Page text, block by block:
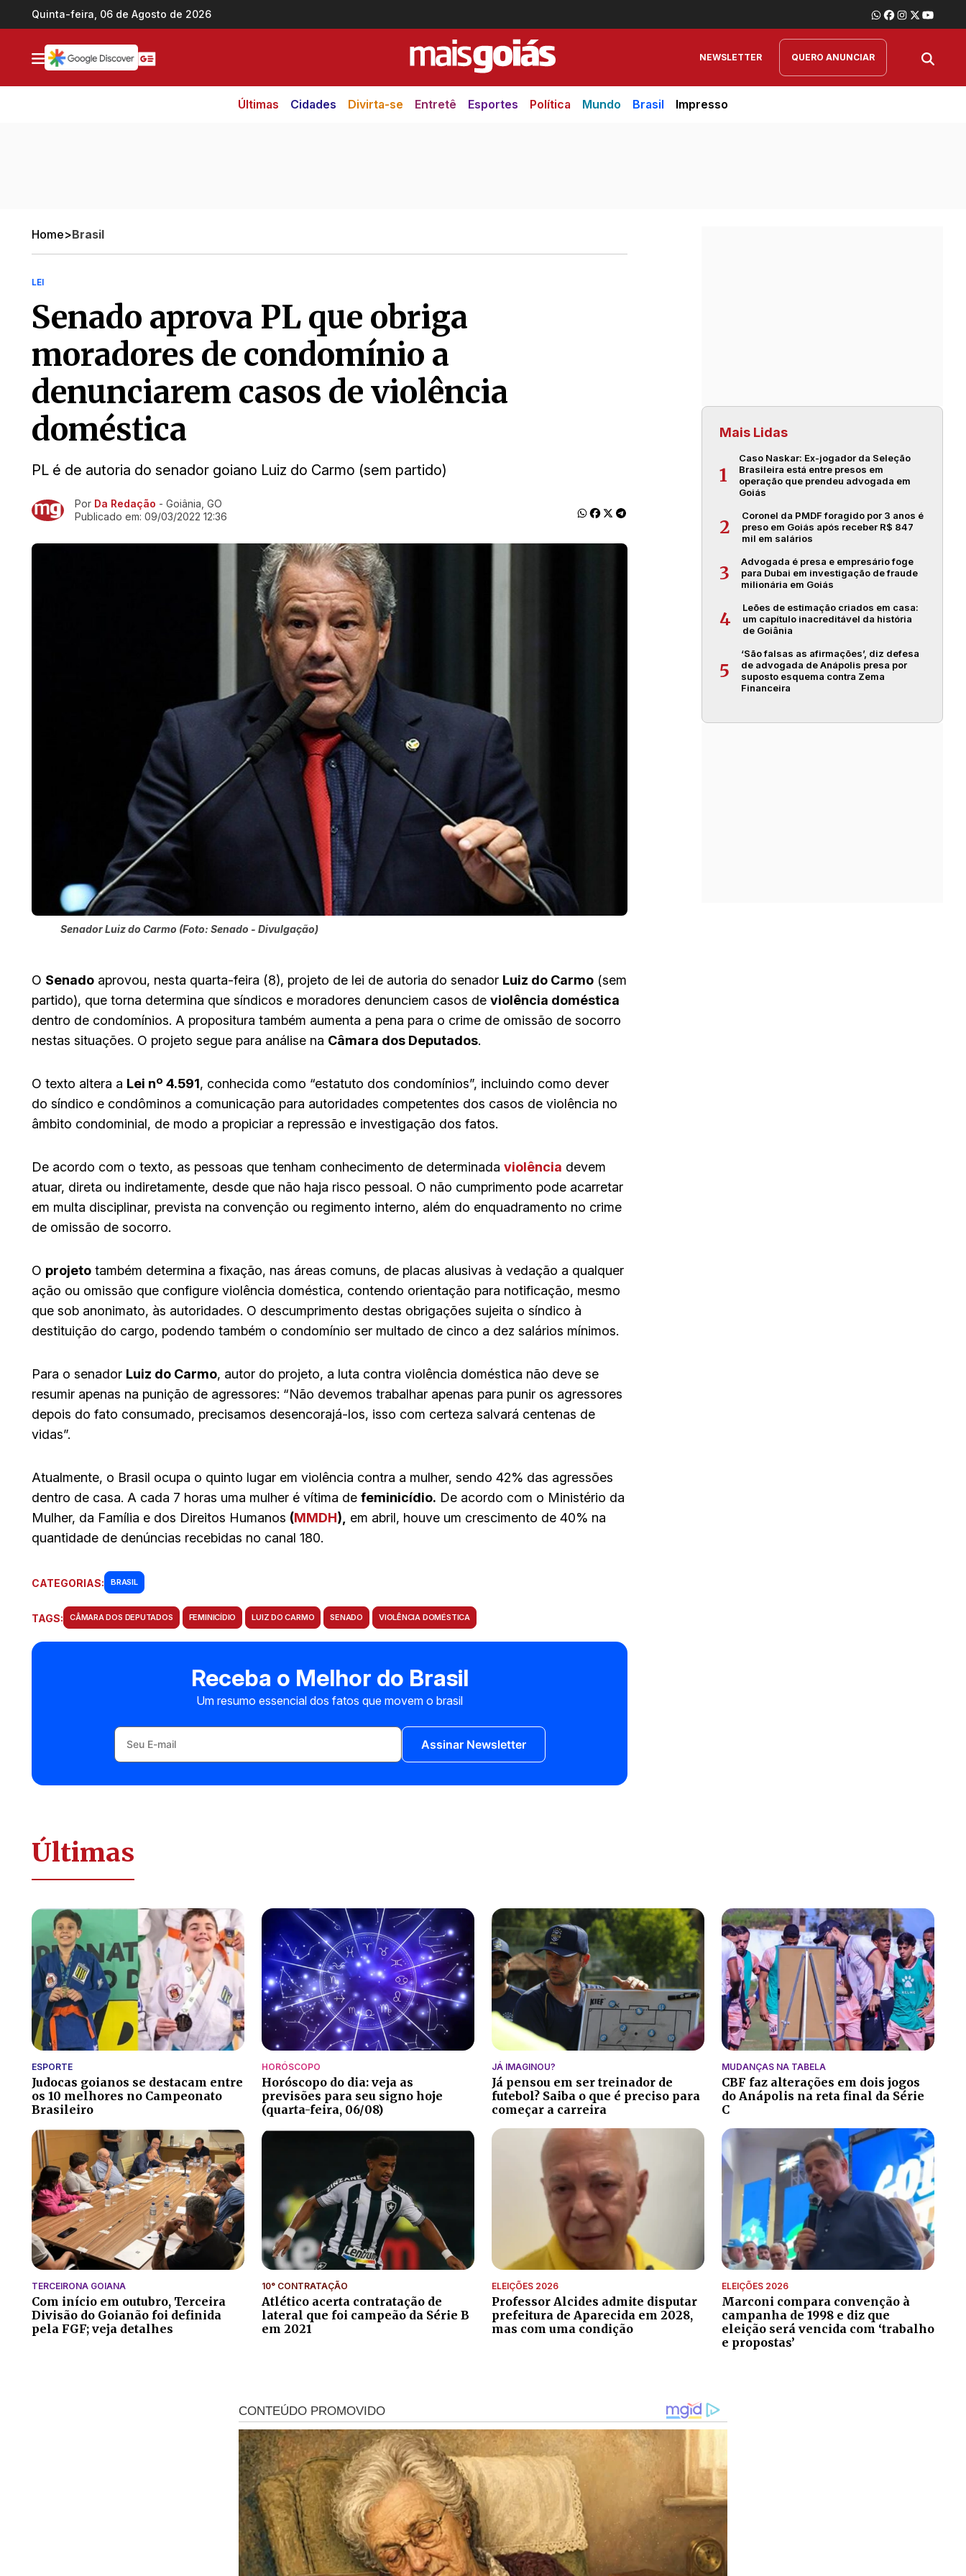
Ir direto pro conteúdo
Quinta-feira, 06 de Agosto de 2026
NEWSLETTER QUERO ANUNCIAR
Últimas Cidades Divirta-se Entretê Esportes Política Mundo Brasil Impresso
Home>Brasil
LEI
Senado aprova PL que obriga
moradores de condomínio a
denunciarem casos de violência
doméstica
PL é de autoria do senador goiano Luiz do Carmo (sem partido)
Ir direto pra matéria
Por Da Redação - Goiânia, GO
Publicado em: 09/03/2022 12:36
Senador Luiz do Carmo (Foto: Senado - Divulgação)
O Senado aprovou, nesta quarta-feira (8), projeto de lei de autoria do senador Luiz do Carmo (sem
partido), que torna determina que síndicos e moradores denunciem casos de violência doméstica
dentro de condomínios. A propositura também aumenta a pena para o crime de omissão de socorro
nestas situações. O projeto segue para análise na Câmara dos Deputados.
O texto altera a Lei nº 4.591, conhecida como “estatuto dos condomínios”, incluindo como dever
do síndico e condôminos a comunicação para autoridades competentes dos casos de violência no
âmbito condominial, de modo a propiciar a repressão e investigação dos fatos.
De acordo com o texto, as pessoas que tenham conhecimento de determinada violência devem
atuar, direta ou indiretamente, desde que não haja risco pessoal. O não cumprimento pode acarretar
em multa disciplinar, prevista na convenção ou regimento interno, além do enquadramento no crime
de omissão de socorro.
O projeto também determina a fixação, nas áreas comuns, de placas alusivas à vedação a qualquer
ação ou omissão que configure violência doméstica, contendo orientação para notificação, mesmo
que sob anonimato, às autoridades. O descumprimento destas obrigações sujeita o síndico à
destituição do cargo, podendo também o condomínio ser multado de cinco a dez salários mínimos.
Para o senador Luiz do Carmo, autor do projeto, a luta contra violência doméstica não deve se
resumir apenas na punição de agressores: “Não devemos trabalhar apenas para punir os agressores
depois do fato consumado, precisamos desencorajá-los, isso com certeza salvará centenas de
vidas”.
Atualmente, o Brasil ocupa o quinto lugar em violência contra a mulher, sendo 42% das agressões
dentro de casa. A cada 7 horas uma mulher é vítima de feminicídio. De acordo com o Ministério da
Mulher, da Família e dos Direitos Humanos (MMDH), em abril, houve um crescimento de 40% na
quantidade de denúncias recebidas no canal 180.
CATEGORIAS: BRASIL
TAGS: CÂMARA DOS DEPUTADOS FEMINICÍDIO LUIZ DO CARMO SENADO VIOLÊNCIA DOMÉSTICA
Receba o Melhor do Brasil
Um resumo essencial dos fatos que movem o brasil
Assinar Newsletter
Mais Lidas
1
Caso Naskar: Ex-jogador da Seleção
Brasileira está entre presos em
operação que prendeu advogada em
Goiás
2
Coronel da PMDF foragido por 3 anos é
preso em Goiás após receber R$ 847
mil em salários
3
Advogada é presa e empresário foge
para Dubai em investigação de fraude
milionária em Goiás
4
Leões de estimação criados em casa:
um capítulo inacreditável da história
de Goiânia
5
‘São falsas as afirmações’, diz defesa
de advogada de Anápolis presa por
suposto esquema contra Zema
Financeira
Últimas
ESPORTE
Judocas goianos se destacam entre
os 10 melhores no Campeonato
Brasileiro
HORÓSCOPO
Horóscopo do dia: veja as
previsões para seu signo hoje
(quarta-feira, 06/08)
JÁ IMAGINOU?
Já pensou em ser treinador de
futebol? Saiba o que é preciso para
começar a carreira
MUDANÇAS NA TABELA
CBF faz alterações em dois jogos
do Anápolis na reta final da Série
C
TERCEIRONA GOIANA
Com início em outubro, Terceira
Divisão do Goianão foi definida
pela FGF; veja detalhes
10° CONTRATAÇÃO
Atlético acerta contratação de
lateral que foi campeão da Série B
em 2021
ELEIÇÕES 2026
Professor Alcides admite disputar
prefeitura de Aparecida em 2028,
mas com uma condição
ELEIÇÕES 2026
Marconi compara convenção à
campanha de 1998 e diz que
eleição será vencida com ‘trabalho
e propostas’